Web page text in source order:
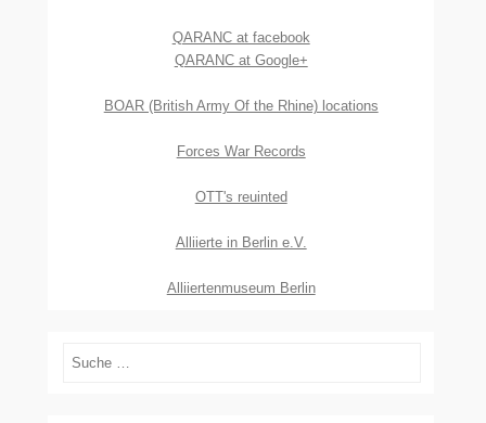
QARANC at facebook
QARANC at Google+
BOAR (British Army Of the Rhine) locations
Forces War Records
OTT's reuinted
Alliierte in Berlin e.V.
Alliiertenmuseum Berlin
Suchen